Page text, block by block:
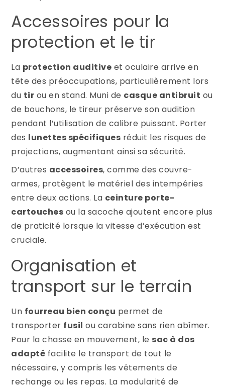
Accessoires pour la
protection et le tir
La protection auditive et oculaire arrive en
tête des préoccupations, particulièrement lors
du tir ou en stand. Muni de casque antibruit ou
de bouchons, le tireur préserve son audition
pendant l’utilisation de calibre puissant. Porter
des lunettes spécifiques réduit les risques de
projections, augmentant ainsi sa sécurité.
D’autres accessoires, comme des couvre-
armes, protègent le matériel des intempéries
entre deux actions. La ceinture porte-
cartouches ou la sacoche ajoutent encore plus
de praticité lorsque la vitesse d’exécution est
cruciale.
Organisation et
transport sur le terrain
Un fourreau bien conçu permet de
transporter fusil ou carabine sans rien abîmer.
Pour la chasse en mouvement, le sac à dos
adapté facilite le transport de tout le
nécessaire, y compris les vêtements de
rechange ou les repas. La modularité de